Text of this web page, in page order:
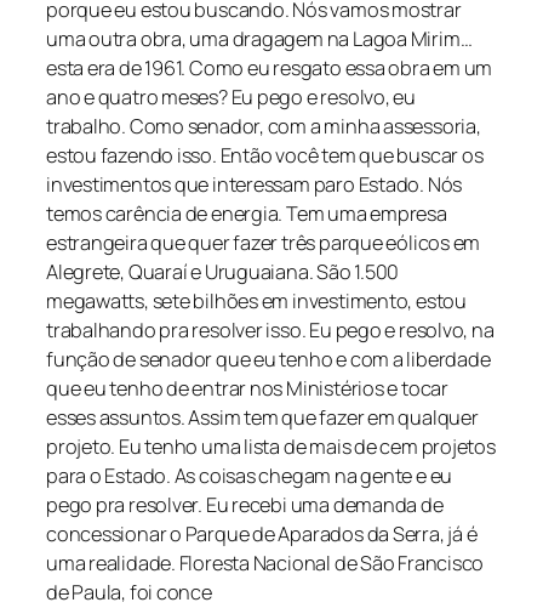
porque eu estou buscando. Nós vamos mostrar
uma outra obra, uma dragagem na Lagoa Mirim…
esta era de 1961. Como eu resgato essa obra em um
ano e quatro meses? Eu pego e resolvo, eu
trabalho. Como senador, com a minha assessoria,
estou fazendo isso. Então você tem que buscar os
investimentos que interessam paro Estado. Nós
temos carência de energia. Tem uma empresa
estrangeira que quer fazer três parque eólicos em
Alegrete, Quaraí e Uruguaiana. São 1.500
megawatts, sete bilhões em investimento, estou
trabalhando pra resolver isso. Eu pego e resolvo, na
função de senador que eu tenho e com a liberdade
que eu tenho de entrar nos Ministérios e tocar
esses assuntos. Assim tem que fazer em qualquer
projeto. Eu tenho uma lista de mais de cem projetos
para o Estado. As coisas chegam na gente e eu
pego pra resolver. Eu recebi uma demanda de
concessionar o Parque de Aparados da Serra, já é
uma realidade. Floresta Nacional de São Francisco
de Paula, foi conce